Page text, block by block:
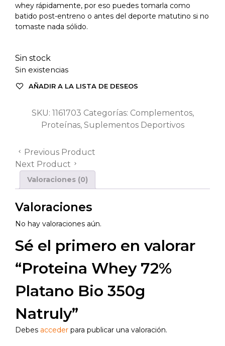
whey rápidamente, por eso puedes tomarla como
batido post-entreno o antes del deporte matutino si no
tomaste nada sólido.
Sin stock
Sin existencias
AÑADIR A LA LISTA DE DESEOS
SKU: 1161703 Categorías: Complementos,
Proteínas, Suplementos Deportivos
Previous Product
Next Product
Valoraciones (0)
Valoraciones
No hay valoraciones aún.
Sé el primero en valorar
“Proteina Whey 72%
Platano Bio 350g
Natruly”
Debes acceder para publicar una valoración.